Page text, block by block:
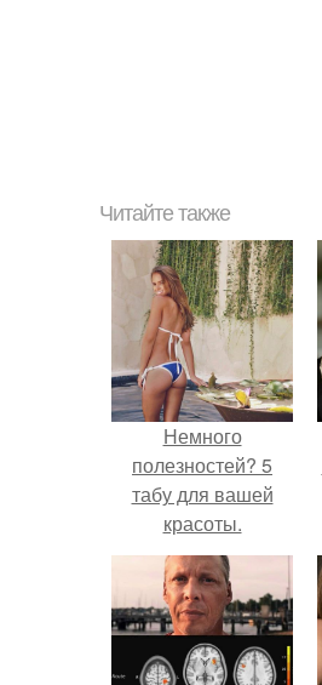
Читайте также
Немного
полезностей? 5
табу для вашей
красоты.